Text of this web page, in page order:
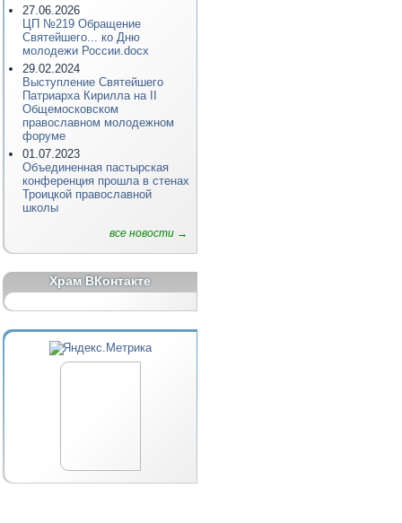
27.06.2026
ЦП №219 Обращение
Святейшего... ко Дню
молодежи России.docx
29.02.2024
Выступление Святейшего
Патриарха Кирилла на II
Общемосковском
православном молодежном
форуме
01.07.2023
Объединенная пастырская
конференция прошла в стенах
Троицкой православной
школы
все новости →
Храм ВКонтакте